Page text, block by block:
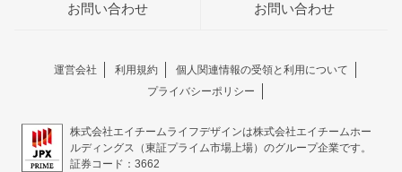
お問い合わせ
お問い合わせ
運営会社 利用規約
個人関連情報の受領と利用について
プライバシーポリシー
株式会社エイチームライフデザインは株式会社エイチームホー
ルディングス（東証プライム市場上場）のグループ企業です。
証券コード：3662